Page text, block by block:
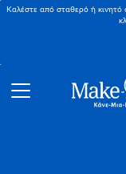
Καλέστε από σταθερό ή κινητό